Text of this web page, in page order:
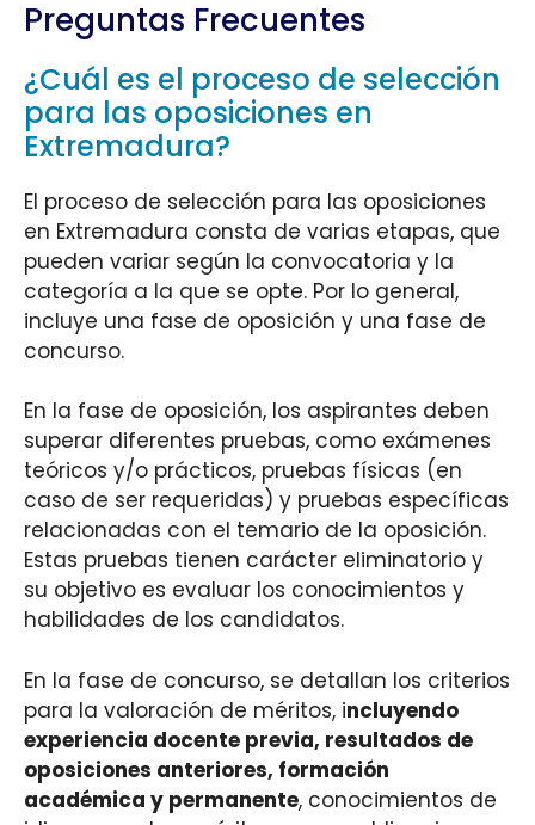
Preguntas Frecuentes
¿Cuál es el proceso de selección
para las oposiciones en
Extremadura?
El proceso de selección para las oposiciones
en Extremadura consta de varias etapas, que
pueden variar según la convocatoria y la
categoría a la que se opte. Por lo general,
incluye una fase de oposición y una fase de
concurso.
En la fase de oposición, los aspirantes deben
superar diferentes pruebas, como exámenes
teóricos y/o prácticos, pruebas físicas (en
caso de ser requeridas) y pruebas específicas
relacionadas con el temario de la oposición.
Estas pruebas tienen carácter eliminatorio y
su objetivo es evaluar los conocimientos y
habilidades de los candidatos.
En la fase de concurso, se detallan los criterios
para la valoración de méritos, incluyendo
experiencia docente previa, resultados de
oposiciones anteriores, formación
académica y permanente, conocimientos de